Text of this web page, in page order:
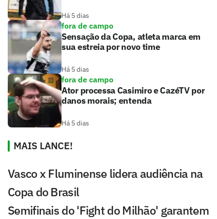
Há 5 dias
fora de campo
Sensação da Copa, atleta marca em
sua estreia por novo time
Há 5 dias
fora de campo
Ator processa Casimiro e CazéTV por
danos morais; entenda
Há 5 dias
MAIS LANCE!
Vasco x Fluminense lidera audiência na
Copa do Brasil
Semifinais do 'Fight do Milhão' garantem